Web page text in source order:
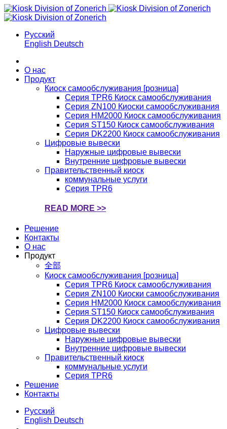
Русский
English Deutsch
О нас
Продукт
Киоск самообслуживания [розница]
Серия TPR6 Киоск самообслуживания
Серия ZN100 Киоски самообслуживания
Серия HM2000 Киоск самообслуживания
Серия ST150 Киоск самообслуживания
Серия DK2200 Киоск самообслуживания
Цифровые вывески
Наружные цифровые вывески
Внутренние цифровые вывески
Правительственный киоск
коммунальные услуги
Серия TPR6
READ MORE >>
Решение
Контакты
О нас
Продукт
全部
Киоск самообслуживания [розница]
Серия TPR6 Киоск самообслуживания
Серия ZN100 Киоски самообслуживания
Серия HM2000 Киоск самообслуживания
Серия ST150 Киоск самообслуживания
Серия DK2200 Киоск самообслуживания
Цифровые вывески
Наружные цифровые вывески
Внутренние цифровые вывески
Правительственный киоск
коммунальные услуги
Серия TPR6
Решение
Контакты
Русский
English Deutsch